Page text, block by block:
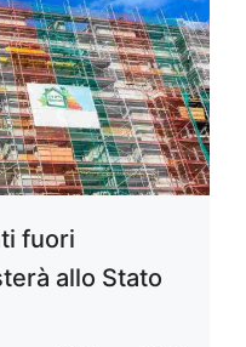
fuori
allo Stato